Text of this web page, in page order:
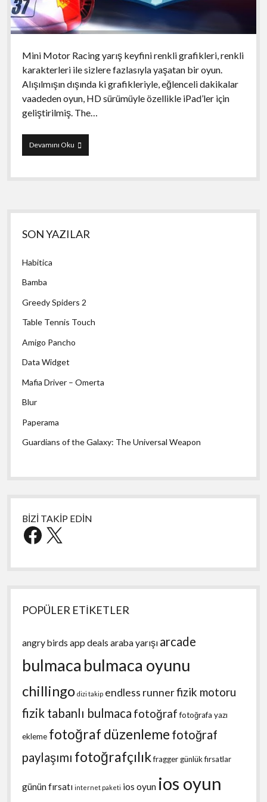
Mini Motor Racing yarış keyfini renkli grafikleri, renkli
karakterleri ile sizlere fazlasıyla yaşatan bir oyun.
Alışılmışın dışında ki grafikleriyle, eğlenceli dakikalar
vaadeden oyun, HD sürümüyle özellikle iPad’ler için
geliştirilmiş. The…
Devamını OkuMini
Motor
Yan
Menü
SON YAZILAR
Habitica
Bamba
Greedy Spiders 2
Table Tennis Touch
Amigo Pancho
Data Widget
Mafia Driver – Omerta
Blur
Paperama
Guardians of the Galaxy: The Universal Weapon
BİZİ TAKİP EDİN
Facebook
X
POPÜLER ETİKETLER
angry birds app deals araba yarışı arcade
bulmaca bulmaca oyunu
chillingo dizi takip endless runnerfizik motoru
fizik tabanlı bulmaca fotoğraf fotoğrafa yazı
ekleme fotoğraf düzenleme fotoğraf
paylaşımı fotoğrafçılıkfraggergünlük fırsatlar
günün fırsatı internet paketi ios oyun ios oyun